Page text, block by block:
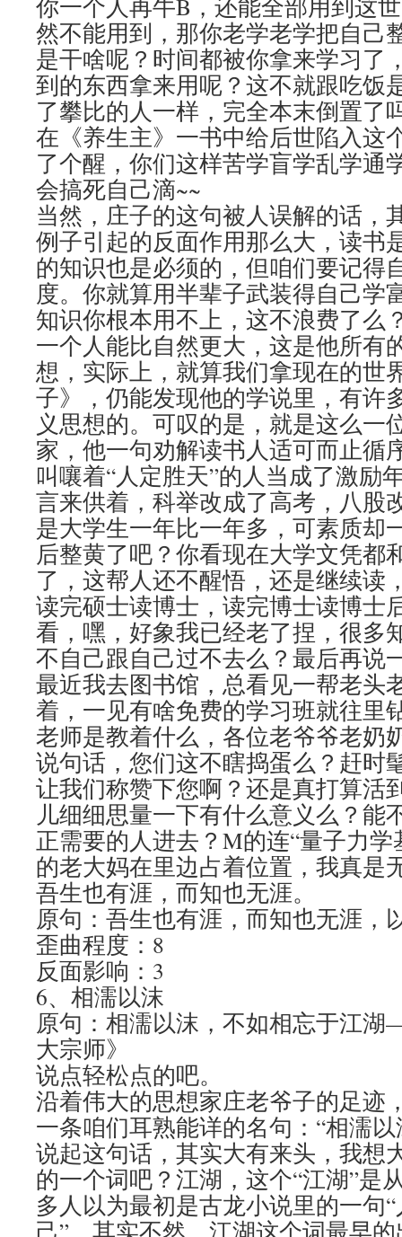
你一个人再牛B，还能全部用到这
然不能用到，那你老学老学把自己
是干啥呢？时间都被你拿来学习了
到的东西拿来用呢？这不就跟吃饭
了攀比的人一样，完全本末倒置了
在《养生主》一书中给后世陷入这
了个醒，你们这样苦学盲学乱学通
会搞死自己滴~~
当然，庄子的这句被人误解的话，
例子引起的反面作用那么大，读书
的知识也是必须的，但咱们要记得
度。你就算用半辈子武装得自己学
知识你根本用不上，这不浪费了么
一个人能比自然更大，这是他所有
想，实际上，就算我们拿现在的世
子》，仍能发现他的学说里，有许
义思想的。可叹的是，就是这么一
家，他一句劝解读书人适可而止循
叫嚷着“人定胜天”的人当成了激励
言来供着，科举改成了高考，八股
是大学生一年比一年多，可素质却
后整黄了吧？你看现在大学文凭都
了，这帮人还不醒悟，还是继续读
读完硕士读博士，读完博士读博
看，嘿，好象我已经老了捏，很多
不自己跟自己过不去么？最后再说
最近我去图书馆，总看见一帮老头
着，一见有啥免费的学习班就往里
老师是教着什么，各位老爷爷老奶
说句话，您们这不瞎捣蛋么？赶时
让我们称赞下您啊？还是真打算活
儿细细思量一下有什么意义么？能
正需要的人进去？M的连“量子力
的老大妈在里边占着位置，我真
吾生也有涯，而知也无涯。
原句：吾生也有涯，而知也无涯，
歪曲程度：8
反面影响：3
6、相濡以沫
原句：相濡以沫，不如相忘于
大宗师》
说点轻松点的吧。
沿着伟大的思想家庄老爷子的足迹
一条咱们耳熟能详的名句：“相濡以
说起这句话，其实大有来头，我想
的一个词吧？江湖，这个“江湖”是
多人以为最初是古龙小说里的一句
己”，其实不然，江湖这个词最早